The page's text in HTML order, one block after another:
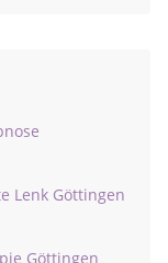
Lenk Göttingen
Göttingen